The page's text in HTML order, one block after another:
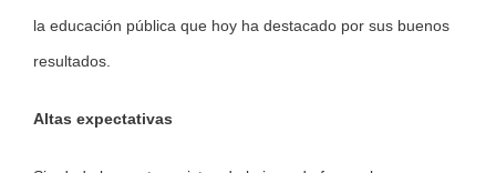
la educación pública que hoy ha destacado por sus buenos
resultados.
Altas expectativas